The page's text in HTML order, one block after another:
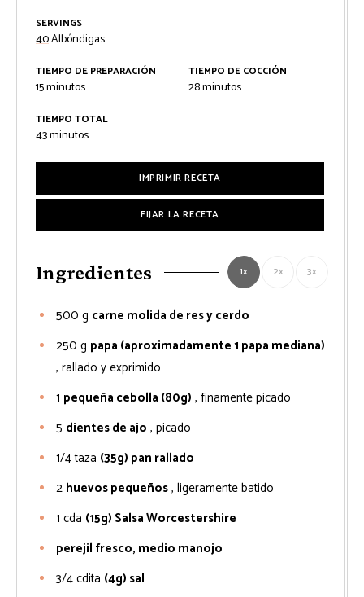
SERVINGS
40Albóndigas
TIEMPO DE PREPARACIÓN
15minutos
minutos
TIEMPO DE COCCIÓN
28minutos
minutos
TIEMPO TOTAL
43minutos
minutos
IMPRIMIR RECETA
FIJAR LA RECETA
Ingredientes 1x 2x 3x
500 g carne molida de res y cerdo
250 g papa (aproximadamente 1 papa mediana)
, rallado y exprimido
1 pequeña cebolla (80g) , finamente picado
5 dientes de ajo , picado
1/4taza (35g) pan rallado
2 huevos pequeños, ligeramente batido
1 cda (15g) Salsa Worcestershire
perejil fresco, medio manojo
3/4cdita (4g) sal